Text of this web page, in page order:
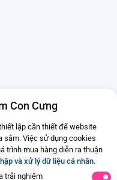
Con Cưng
lập cần thiết để website
sắm. Việc sử dụng cookies
trình mua hàng diễn ra thuận
và xử lý dữ liệu cá nhân.
trải nghiệm